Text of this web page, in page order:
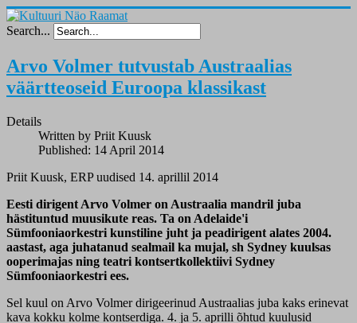
Search...
Arvo Volmer tutvustab Austraalias
väärtteoseid Euroopa klassikast
Details
Written by Priit Kuusk
Published: 14 April 2014
Priit Kuusk, ERP uudised 14. aprillil 2014
Eesti dirigent Arvo Volmer on Austraalia mandril juba
hästituntud muusikute reas. Ta on Adelaide'i
Sümfooniaorkestri kunstiline juht ja peadirigent alates 2004.
aastast, aga juhatanud sealmail ka mujal, sh Sydney kuulsas
ooperimajas ning teatri kontsertkollektiivi Sydney
Sümfooniaorkestri ees.
Sel kuul on Arvo Volmer dirigeerinud Austraalias juba kaks erinevat
kava kokku kolme kontserdiga. 4. ja 5. aprilli õhtud kuulusid